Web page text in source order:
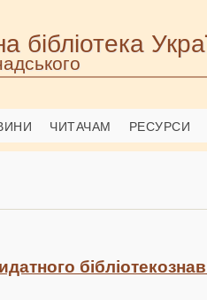
бібліотека
ЧИТАЧАМ РЕСУРСИ